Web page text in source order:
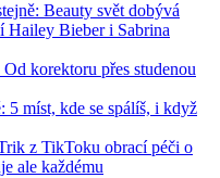
Beauty svět dobývá
Hailey Bieber i Sabrina
korektoru přes studenou
5 míst, kde se spálíš, i když
z TikToku obrací péči o
ale každému